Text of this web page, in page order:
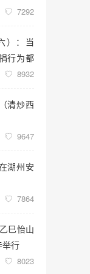
7292
）：当
行为都
8932
清炒西
9647
湖州安
7864
巳怡山
举行
8023